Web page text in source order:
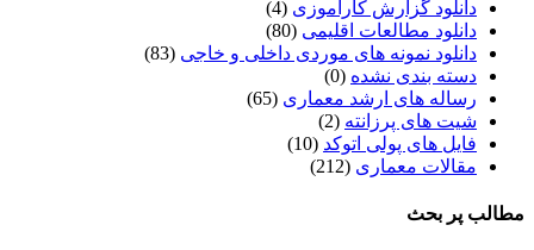
دانلود گزارش کارآموزی (4)
دانلود مطالعات اقلیمی (80)
دانلود نمونه های موردی داخلی و خاجی (83)
دسته بندی نشده (0)
رساله های ارشد معماری (65)
شیت های پرزانته (2)
فایل های پولی اتوکد (10)
مقالات معماری (212)
مطالب پر بحث